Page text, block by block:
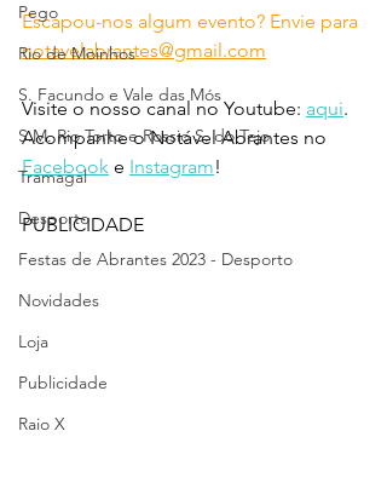
Pego
Rio de Moinhos
S. Facundo e Vale das Mós
S.M. Rio Torto e Rossio S. do Tejo
Tramagal
Desporto
Festas de Abrantes 2023 - Desporto
Novidades
Loja
Publicidade
Raio X
Escapou-nos algum evento? Envie para
notavelabrantes@gmail.com
Visite o nosso canal no Youtube: aqui.
Acompanhe o Notável Abrantes no
Facebook e Instagram!
PUBLICIDADE